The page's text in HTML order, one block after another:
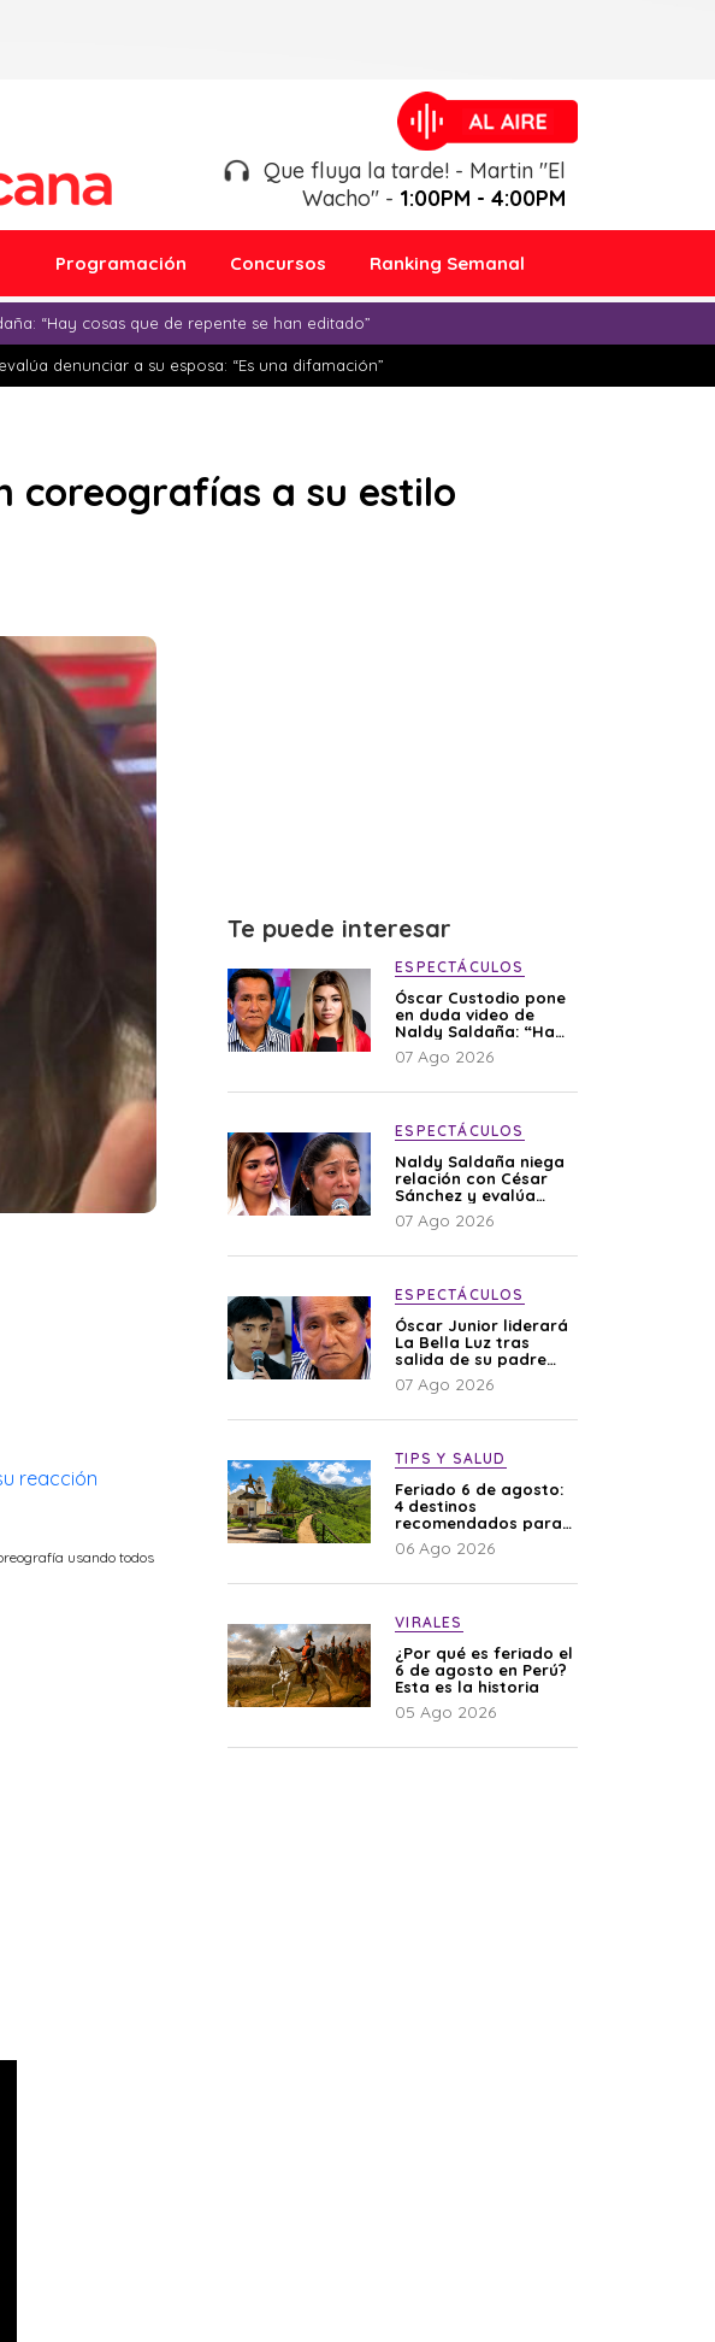
Que fluya la tarde! - Martin "El
Wacho" - 1:00PM - 4:00PM
Programación Concursos Ranking Semanal
“Hay cosas que de repente se han editado”
denunciar a su esposa: “Es una difamación”
coreografías a su estilo
reacción
usando todos
Te puede interesar
ESPECTÁCULOS
Óscar Custodio pone
en duda video de
Naldy Saldaña: “Hay
cosas que de repente
se han editado”
07 Ago 2026
ESPECTÁCULOS
Naldy Saldaña niega
relación con César
Sánchez y evalúa
denunciar a su
esposa: “Es una
07 Ago 2026
ESPECTÁCULOS
Óscar Junior liderará
La Bella Luz tras
salida de su padre
por polémica con
Naldy Saldaña
07 Ago 2026
TIPS Y SALUD
Feriado 6 de agosto:
4 destinos
recomendados para
disfrutar el descanso
06 Ago 2026
VIRALES
¿Por qué es feriado el
6 de agosto en Perú?
Esta es la historia
05 Ago 2026